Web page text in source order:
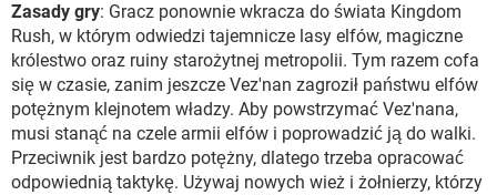
Zasady gry: Gracz ponownie wkracza do świata Kingdom
Rush, w którym odwiedzi tajemnicze lasy elfów, magiczne
królestwo oraz ruiny starożytnej metropolii. Tym razem cofa
się w czasie, zanim jeszcze Vez'nan zagroził państwu elfów
potężnym klejnotem władzy. Aby powstrzymać Vez'nana,
musi stanąć na czele armii elfów i poprowadzić ją do walki.
Przeciwnik jest bardzo potężny, dlatego trzeba opracować
odpowiednią taktykę. Używaj nowych wież i żołnierzy, którzy